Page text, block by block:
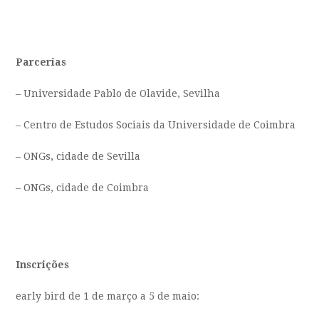
Parcerias
– Universidade Pablo de Olavide, Sevilha
– Centro de Estudos Sociais da Universidade de Coimbra
– ONGs, cidade de Sevilla
– ONGs, cidade de Coimbra
Inscrições
early bird de 1 de março a 5 de maio: